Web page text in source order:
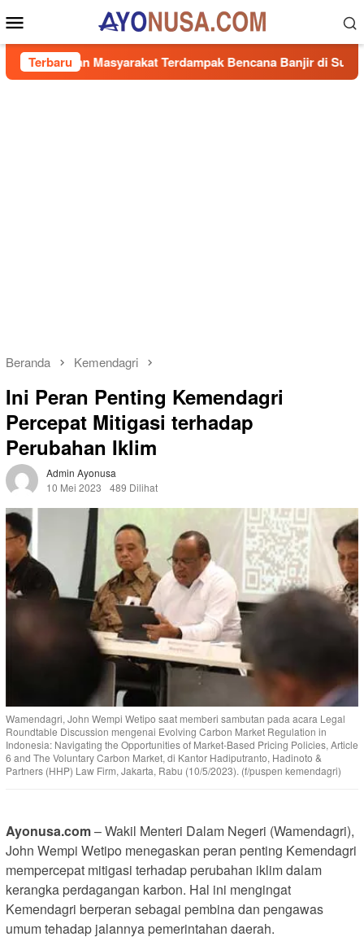
ke
kontenMobile
Terbaru
Masyarakat Terdampak Bencana Banjir di Sumbar
Beranda Kemendagri
Ini Peran Penting Kemendagri
Percepat Mitigasi terhadap
Perubahan Iklim
Admin Ayonusa
10 Mei 2023
489 Dilihat
Wamendagri, John Wempi Wetipo saat memberi sambutan pada acara Legal
Roundtable Discussion mengenai Evolving Carbon Market Regulation in
Indonesia: Navigating the Opportunities of Market-Based Pricing Policies, Article
6 and The Voluntary Carbon Market, di Kantor Hadiputranto, Hadinoto &
Partners (HHP) Law Firm, Jakarta, Rabu (10/5/2023). (f/puspen kemendagri)
Ayonusa.com– Wakil Menteri Dalam Negeri (Wamendagri),
John Wempi Wetipo menegaskan peran penting Kemendagri
mempercepat mitigasi terhadap perubahan iklim dalam
kerangka perdagangan karbon. Hal ini mengingat
Kemendagri berperan sebagai pembina dan pengawas
umum tehadap jalannya pemerintahan daerah.